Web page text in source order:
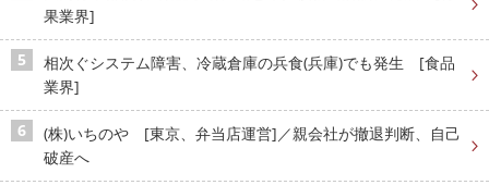
果業界]
相次ぐシステム障害、冷蔵倉庫の兵食(兵庫)でも発生 [食品
業界]
(株)いちのや [東京、弁当店運営]／親会社が撤退判断、自己
破産へ